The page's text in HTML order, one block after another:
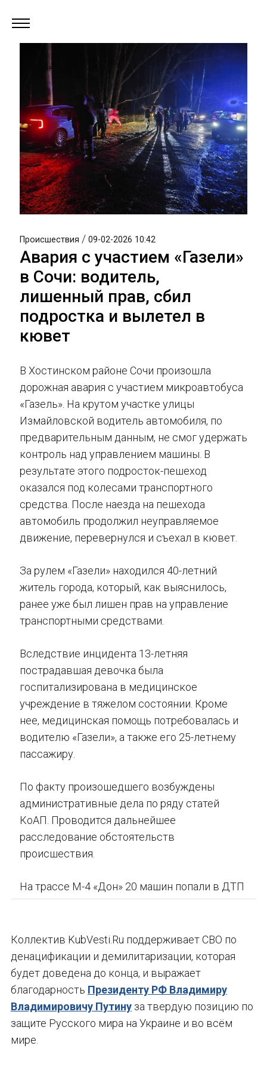
Происшествия / 09-02-2026 10:42
Авария с участием «Газели»
в Сочи: водитель,
лишенный прав, сбил
подростка и вылетел в
кювет
В Хостинском районе Сочи произошла
дорожная авария с участием микроавтобуса
«Газель». На крутом участке улицы
Измайловской водитель автомобиля, по
предварительным данным, не смог удержать
контроль над управлением машины. В
результате этого подросток-пешеход
оказался под колесами транспортного
средства. После наезда на пешехода
автомобиль продолжил неуправляемое
движение, перевернулся и съехал в кювет.
За рулем «Газели» находился 40-летний
житель города, который, как выяснилось,
ранее уже был лишен прав на управление
транспортными средствами.
Вследствие инцидента 13-летняя
пострадавшая девочка была
госпитализирована в медицинское
учреждение в тяжелом состоянии. Кроме
нее, медицинская помощь потребовалась и
водителю «Газели», а также его 25-летнему
пассажиру.
По факту произошедшего возбуждены
административные дела по ряду статей
КоАП. Проводится дальнейшее
расследование обстоятельств
происшествия.
На трассе М-4 «Дон» 20 машин попали в ДТП
Коллектив KubVesti.Ru поддерживает СВО по
денацификации и демилитаризации, которая
будет доведена до конца, и выражает
благодарность Президенту РФ Владимиру
Владимировичу Путину за твердую позицию по
защите Русского мира на Украине и во всём
мире.